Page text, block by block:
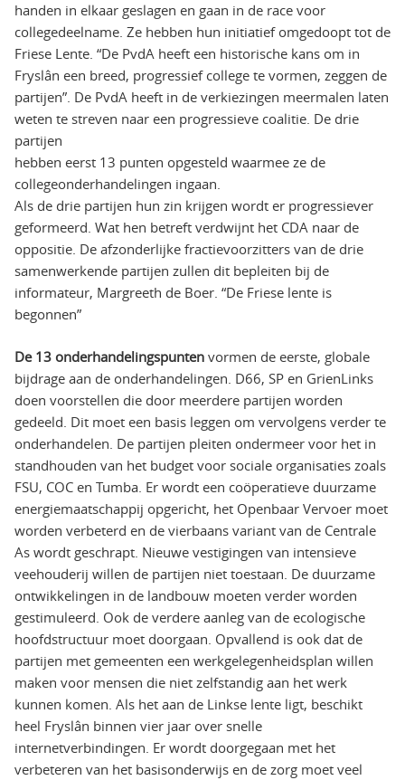
handen in elkaar geslagen en gaan in de race voor
collegedeelname. Ze hebben hun initiatief omgedoopt tot de
Friese Lente. “De PvdA heeft een historische kans om in
Fryslân een breed, progressief college te vormen, zeggen de
partijen”. De PvdA heeft in de verkiezingen meermalen laten
weten te streven naar een progressieve coalitie. De drie
partijen
hebben eerst 13 punten opgesteld waarmee ze de
collegeonderhandelingen ingaan.
Als de drie partijen hun zin krijgen wordt er progressiever
geformeerd. Wat hen betreft verdwijnt het CDA naar de
oppositie. De afzonderlijke fractievoorzitters van de drie
samenwerkende partijen zullen dit bepleiten bij de
informateur, Margreeth de Boer. “De Friese lente is
begonnen”
De 13 onderhandelingspunten vormen de eerste, globale
bijdrage aan de onderhandelingen. D66, SP en GrienLinks
doen voorstellen die door meerdere partijen worden
gedeeld. Dit moet een basis leggen om vervolgens verder te
onderhandelen. De partijen pleiten ondermeer voor het in
standhouden van het budget voor sociale organisaties zoals
FSU, COC en Tumba. Er wordt een coöperatieve duurzame
energiemaatschappij opgericht, het Openbaar Vervoer moet
worden verbeterd en de vierbaans variant van de Centrale
As wordt geschrapt. Nieuwe vestigingen van intensieve
veehouderij willen de partijen niet toestaan. De duurzame
ontwikkelingen in de landbouw moeten verder worden
gestimuleerd. Ook de verdere aanleg van de ecologische
hoofdstructuur moet doorgaan. Opvallend is ook dat de
partijen met gemeenten een werkgelegenheidsplan willen
maken voor mensen die niet zelfstandig aan het werk
kunnen komen. Als het aan de Linkse lente ligt, beschikt
heel Fryslân binnen vier jaar over snelle
internetverbindingen. Er wordt doorgegaan met het
verbeteren van het basisonderwijs en de zorg moet veel